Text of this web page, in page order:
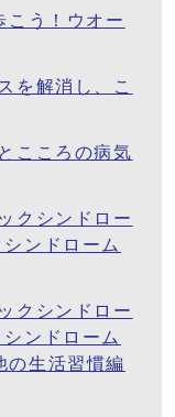
こう！ウオー
を解消し、こ
こころの病気
クシンドロー
ンドローム
クシンドロー
ンドローム
生活習慣編